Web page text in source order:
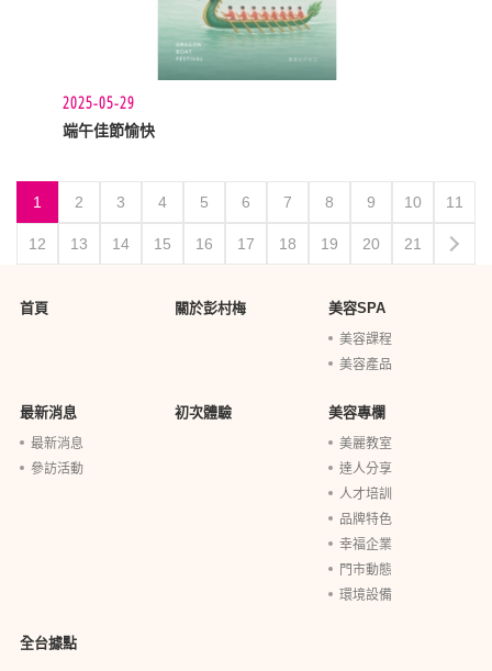
2025-05-29
端午佳節愉快
1 2 3 4 5 6 7 8 9 10 11
12 13 14 15 16 17 18 19 20 21
首頁 關於彭村梅 美容SPA
美容課程
美容產品
最新消息
最新消息
參訪活動
初次體驗 美容專欄
美麗教室
達人分享
人才培訓
品牌特色
幸福企業
門市動態
環境設備
全台據點